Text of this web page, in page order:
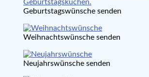
Geburtstagswünsche senden
Weihnachtswünsche senden
Neujahrswünsche senden